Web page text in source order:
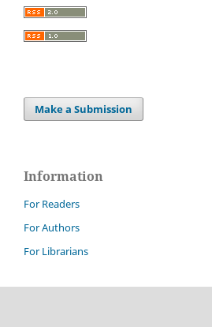
Make a Submission
Information
For Readers
For Authors
For Librarians